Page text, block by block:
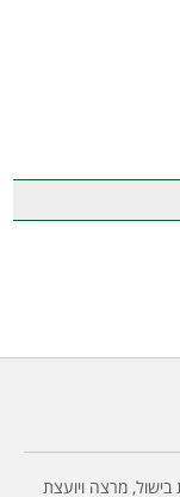
בישול, מרצה ויועצת